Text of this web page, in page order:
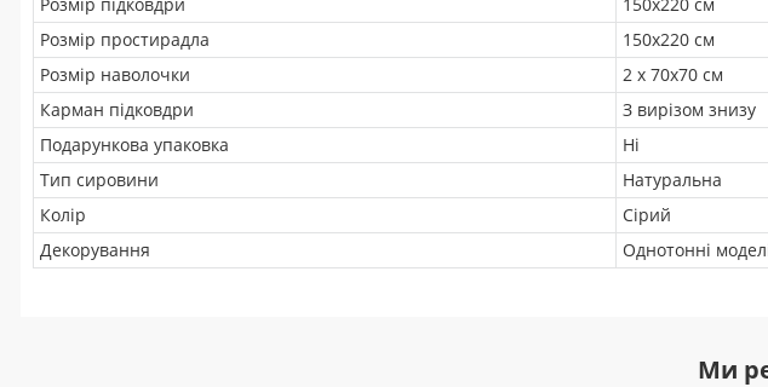
Розмір простирадла
150х220 см
Розмір наволочки
2 х 70х70 см
Карман підковдри
З вирізом знизу
Подарункова упаковка
Ні
Тип сировини
Натуральна
Колір
Сірий
Декорування
Однотонні
Ми